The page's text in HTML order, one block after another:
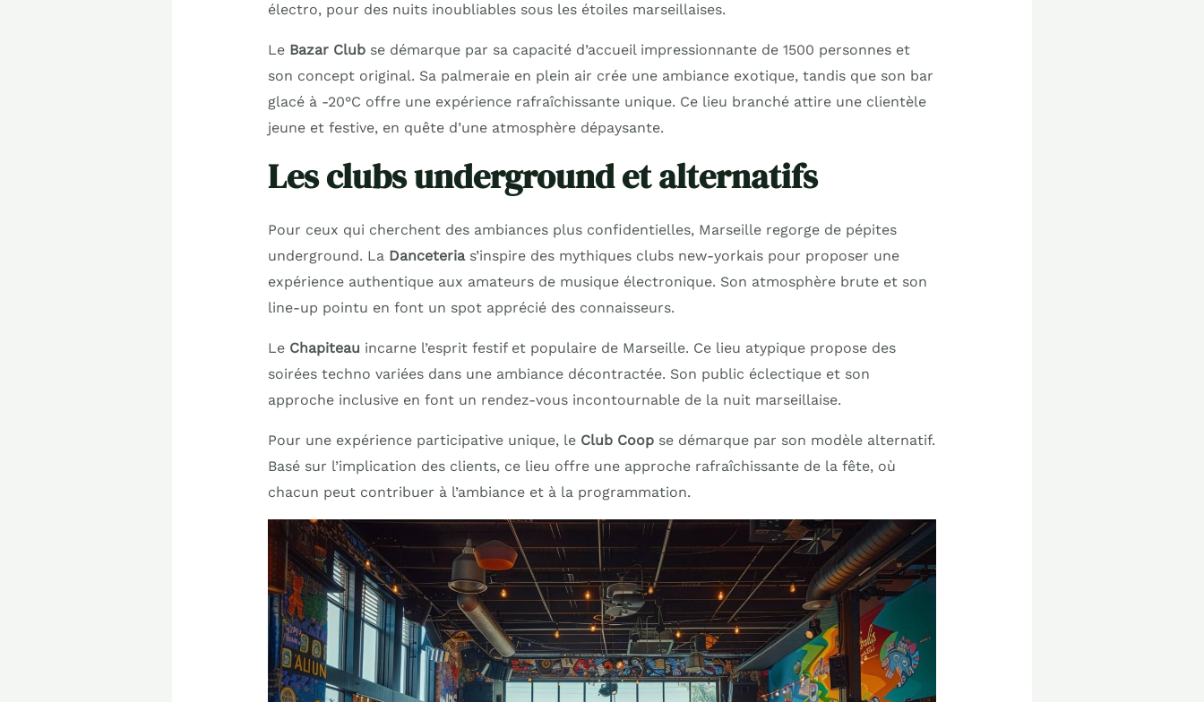
électro, pour des nuits inoubliables sous les étoiles marseillaises.
Le Bazar Clubse démarque par sa capacité d’accueil impressionnante de 1500 personnes et
son concept original. Sa palmeraie en plein air crée une ambiance exotique, tandis que son bar
glacé à -20°C offre une expérience rafraîchissante unique. Ce lieu branché attire une clientèle
jeune et festive, en quête d’une atmosphère dépaysante.
Les clubs underground et alternatifs
Pour ceux qui cherchent des ambiances plus confidentielles, Marseille regorge de pépites
underground. La Danceterias’inspire des mythiques clubs new-yorkais pour proposer une
expérience authentique aux amateurs de musique électronique. Son atmosphère brute et son
line-up pointu en font un spot apprécié des connaisseurs.
Le Chapiteau incarne l’esprit festif et populaire de Marseille. Ce lieu atypique propose des
soirées techno variées dans une ambiance décontractée. Son public éclectique et son
approche inclusive en font un rendez-vous incontournable de la nuit marseillaise.
Pour une expérience participative unique, le Club Coopse démarque par son modèle alternatif.
Basé sur l’implication des clients, ce lieu offre une approche rafraîchissante de la fête, où
chacun peut contribuer à l’ambiance et à la programmation.